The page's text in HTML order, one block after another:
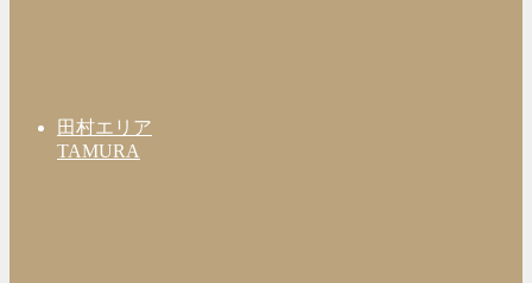
田村エリア
TAMURA